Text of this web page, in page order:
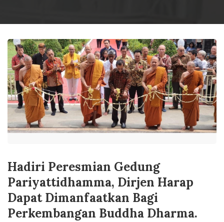
Hadiri Peresmian Gedung
Pariyattidhamma, Dirjen Harap
Dapat Dimanfaatkan Bagi
Perkembangan Buddha Dharma.